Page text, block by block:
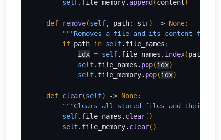
self.file_memory. append (content)
def remove(self, path: str) -> None:
"""Removes a file and its content
if path in self.file_names :
idx = self.file_names. index(path
self.file_names. pop(idx)
self.file_memory. pop(idx)
def clear(self) -> None:
"""Clears all stored files and their
        self
.file_names. clear()
self.file_memory. clear()